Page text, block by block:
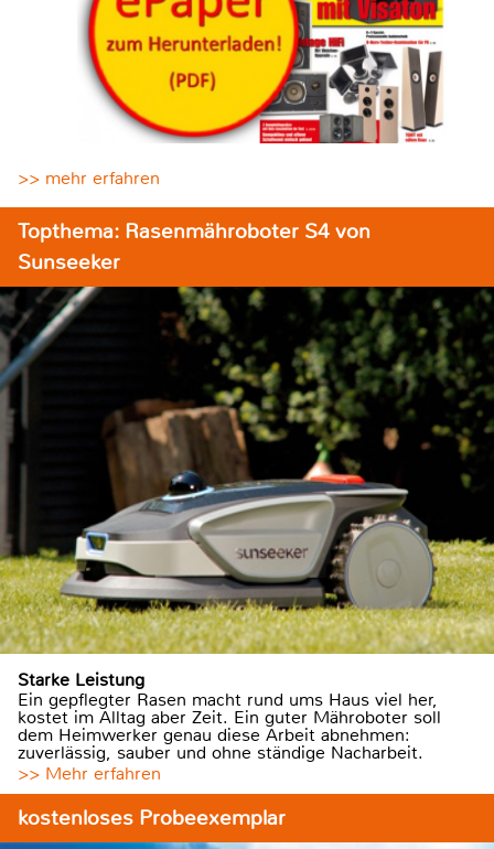
>> mehr erfahren
Topthema: Rasenmähroboter S4 von
Sunseeker
Starke Leistung
Ein gepflegter Rasen macht rund ums Haus viel her,
kostet im Alltag aber Zeit. Ein guter Mähroboter soll
dem Heimwerker genau diese Arbeit abnehmen:
zuverlässig, sauber und ohne ständige Nacharbeit.
>> Mehr erfahren
kostenloses Probeexemplar